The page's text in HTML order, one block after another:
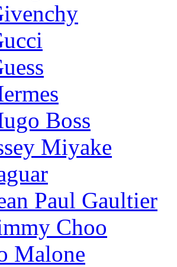
Boss
Miyake
Paul Gaultier
Choo
Malone